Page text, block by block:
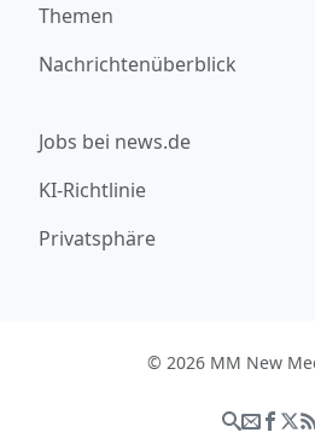
Themen
Nachrichtenüberblick
Jobs bei news.de
KI-Richtlinie
Privatsphäre
© 2026 MM New